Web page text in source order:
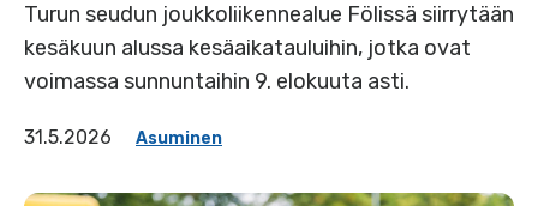
Turun seudun joukkoliikennealue Fölissä siirrytään
kesäkuun alussa kesäaikatauluihin, jotka ovat
voimassa sunnuntaihin 9. elokuuta asti.
31.5.2026 Asuminen